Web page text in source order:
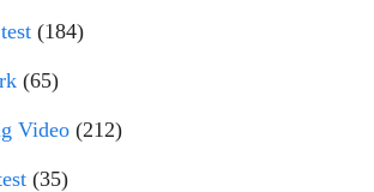
(184)
(65)
Video (212)
(35)